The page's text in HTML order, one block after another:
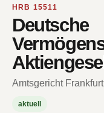
HRB 15511
Deutsche
Amtsgericht
aktuell